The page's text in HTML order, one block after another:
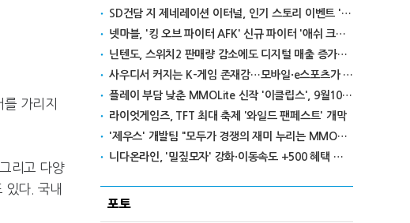
가리지
리고 다양
있다. 국내
SD건담 지 제네레이션 이터널, 인기 스토리 이벤트 '라크로아의 용사' 재개최
넷마블, '킹 오브 파이터 AFK' 신규 파이터 '애쉬 크림존' 업데이트
닌텐도, 스위치2 판매량 감소에도 디지털 매출 증가로 영익 급증
사우디서 커지는 K-게임 존재감…모바일·e스포츠가 이끌었다
플레이 부담 낮춘 MMOLite 신작 '이클립스', 9월10일 출격
라이엇게임즈, TFT 최대 축제 '와일드 팬페스트' 개막
'제우스' 개발팀 "모두가 경쟁의 재미 누리는 MMORPG로 만들 것"
니다온라인, '밀짚모자' 강화·이동속도 +500 혜택 이벤트 진행
포토